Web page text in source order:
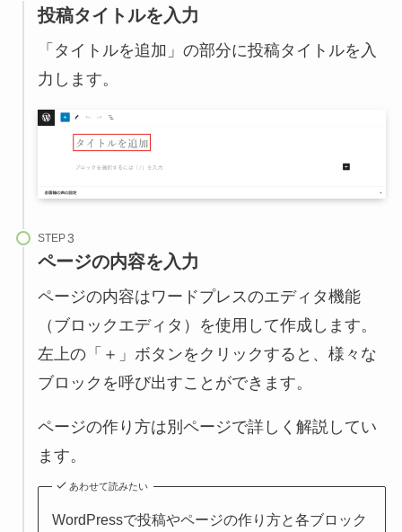
投稿タイトルを入力
「タイトルを追加」の部分に投稿タイトルを入
力します。
STEP
ページの内容を入力
ページの内容はワードプレスのエディタ機能
（ブロックエディタ）を使用して作成します。
左上の「＋」ボタンをクリックすると、様々な
ブロックを呼び出すことができます。
ページの作り方は別ページで詳しく解説してい
ます。
あわせて読みたい
WordPressで投稿やページの作り方と各ブロック